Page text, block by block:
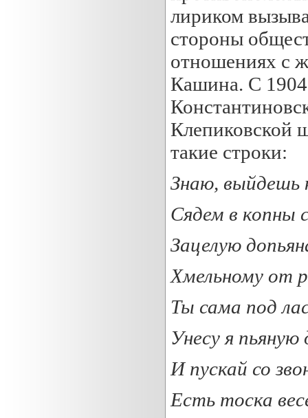
лириком
стороны
отношениях с
Кашина. С 1904
Клепиковской
такие строки:
Знаю, выйдешь
Сядем в копны
Зацелую
Хмельному от
Ты сама под
Унесу я
И пускай со
Есть тоска